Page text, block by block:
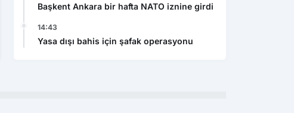
Yasa dışı bahis için şafak
operasyonu
Ekonomi
Azerbeycan da yapılacak
Başkent Ankara bir hafta NATO iznine girdi
14:43
Yasa dışı bahis için şafak operasyonu